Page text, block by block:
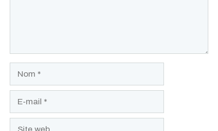
Site